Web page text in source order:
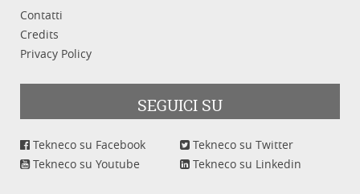
Contatti
Credits
Privacy Policy
SEGUICI SU
Tekneco su Facebook
Tekneco su Twitter
Tekneco su Youtube
Tekneco su Linkedin